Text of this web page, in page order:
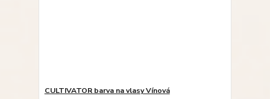
CULTIVATOR barva na vlasy Vínová